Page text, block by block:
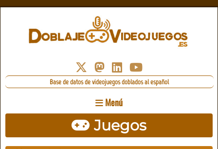
Base de datos de videojuegos doblados al español
Menú
Juegos